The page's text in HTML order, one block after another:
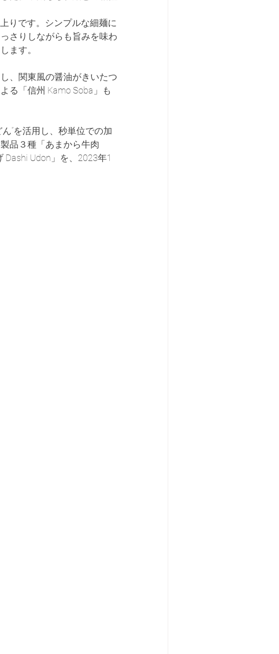
りです。シンプルな細麺に
さりしながらも旨みを味わ
ます。
、関東風の醤油がきいたつ
る「信州 Kamo Soba」も
”を活用し、秒単位での加
品３種「あまから牛肉
Dashi Udon」を、2023年1